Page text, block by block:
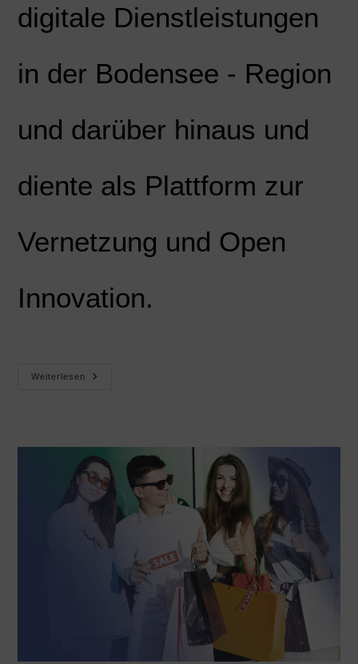
digitale Dienstleistungen
in der Bodensee - Region
und darüber hinaus und
diente als Plattform zur
Vernetzung und Open
Innovation.
Weiterlesen